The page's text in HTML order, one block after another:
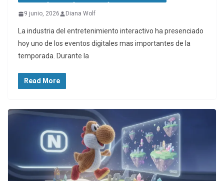
9 junio, 2026 Diana Wolf
La industria del entretenimiento interactivo ha presenciado
hoy uno de los eventos digitales mas importantes de la
temporada. Durante la
Read More